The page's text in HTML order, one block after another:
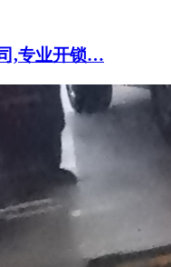
,专业开锁…